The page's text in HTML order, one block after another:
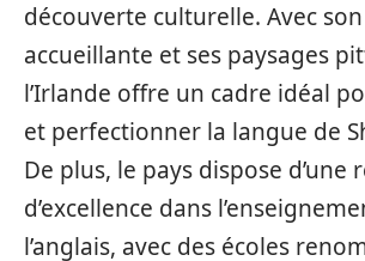
découverte culturelle. Avec
accueillante et ses paysages
l’Irlande offre un cadre idéal
et perfectionner la langue de
De plus, le pays dispose d’une
d’excellence dans
l’anglais, avec des écoles